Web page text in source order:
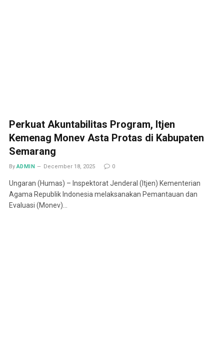
Perkuat Akuntabilitas Program, Itjen
Kemenag Monev Asta Protas di Kabupaten
Semarang
By ADMIN December 18, 2025 0
Ungaran (Humas) – Inspektorat Jenderal (Itjen) Kementerian
Agama Republik Indonesia melaksanakan Pemantauan dan
Evaluasi (Monev)…